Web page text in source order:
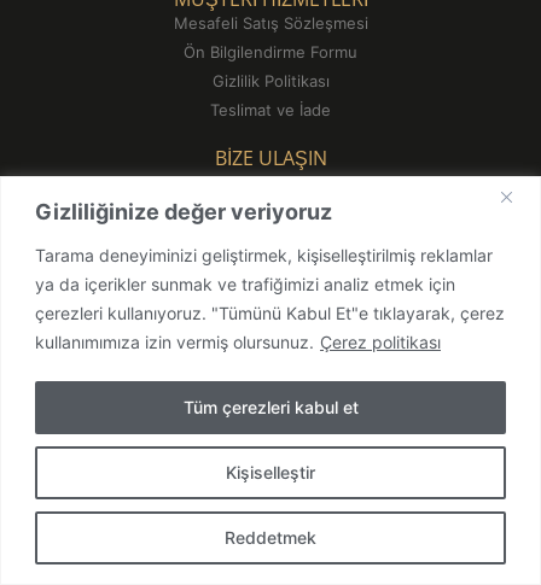
Gizliliğinize değer veriyoruz
Tarama deneyiminizi geliştirmek, kişiselleştirilmiş reklamlar
ya da içerikler sunmak ve trafiğimizi analiz etmek için
çerezleri kullanıyoruz. "Tümünü Kabul Et"e tıklayarak, çerez
kullanımımıza izin vermiş olursunuz. Çerez politikası
Kişiselleştir
Reddetmek
Tüm çerezleri kabul et
Mesafeli Satış Sözleşmesi
Ön Bilgilendirme Formu
Gizlilik Politikası
Teslimat ve İade
BİZE ULAŞIN
0